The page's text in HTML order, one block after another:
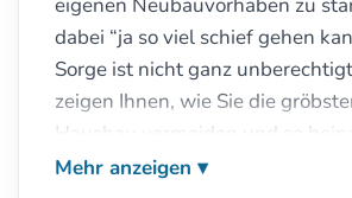
dabei “ja so viel schief gehen
Sorge ist nicht ganz
zeigen Ihnen, wie Sie die
Hausbau vermeiden und so
einziehen können.Und natürlich
Mehr anzeigen